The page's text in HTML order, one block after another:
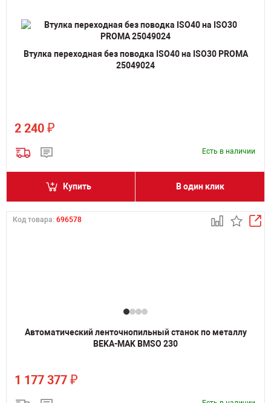
Втулка переходная без поводка ISO40 на ISO30 PROMA
25049024
2 240 ₽
Есть в наличии
Купить В один клик
Код товара: 696578
Автоматический ленточнопильный станок по металлу
BEKA-MAK BMSO 230
1 177 377 ₽